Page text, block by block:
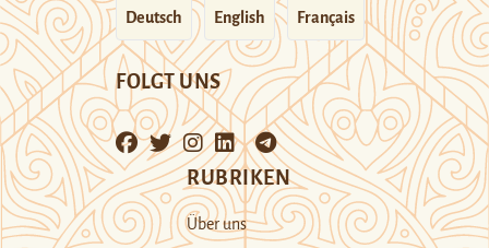
Deutsch English Français
FOLGT UNS
RUBRIKEN
Über uns